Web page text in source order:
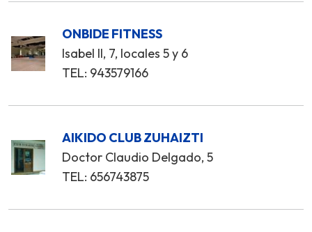
ONBIDE FITNESS
Isabel II, 7, locales 5 y 6
TEL: 943579166
AIKIDO CLUB ZUHAIZTI
Doctor Claudio Delgado, 5
TEL: 656743875